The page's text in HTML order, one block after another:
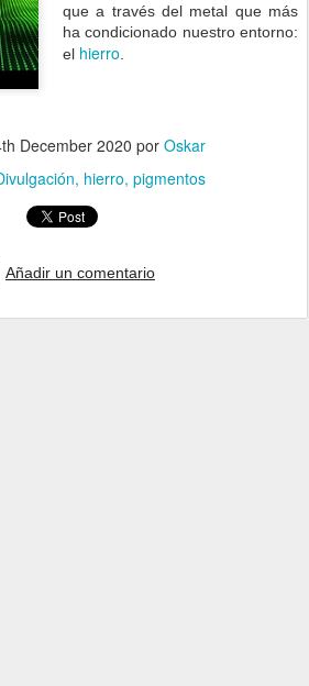
que a través del metal que más
ha condicionado nuestro entorno:
el hierro
December 2020 por Oskar
hierro pigmentos
Añadir un comentario